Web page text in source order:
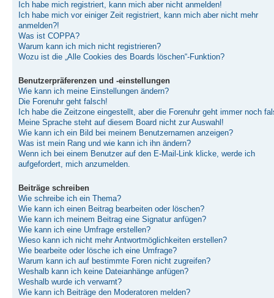
Ich habe mich registriert, kann mich aber nicht anmelden!
Ich habe mich vor einiger Zeit registriert, kann mich aber nicht mehr
anmelden?!
Was ist COPPA?
Warum kann ich mich nicht registrieren?
Wozu ist die „Alle Cookies des Boards löschen“-Funktion?
Benutzerpräferenzen und -einstellungen
Wie kann ich meine Einstellungen ändern?
Die Forenuhr geht falsch!
Ich habe die Zeitzone eingestellt, aber die Forenuhr geht immer noch
Meine Sprache steht auf diesem Board nicht zur Auswahl!
Wie kann ich ein Bild bei meinem Benutzernamen anzeigen?
Was ist mein Rang und wie kann ich ihn ändern?
Wenn ich bei einem Benutzer auf den E-Mail-Link klicke, werde ich
aufgefordert, mich anzumelden.
Beiträge schreiben
Wie schreibe ich ein Thema?
Wie kann ich einen Beitrag bearbeiten oder löschen?
Wie kann ich meinem Beitrag eine Signatur anfügen?
Wie kann ich eine Umfrage erstellen?
Wieso kann ich nicht mehr Antwortmöglichkeiten erstellen?
Wie bearbeite oder lösche ich eine Umfrage?
Warum kann ich auf bestimmte Foren nicht zugreifen?
Weshalb kann ich keine Dateianhänge anfügen?
Weshalb wurde ich verwarnt?
Wie kann ich Beiträge den Moderatoren melden?